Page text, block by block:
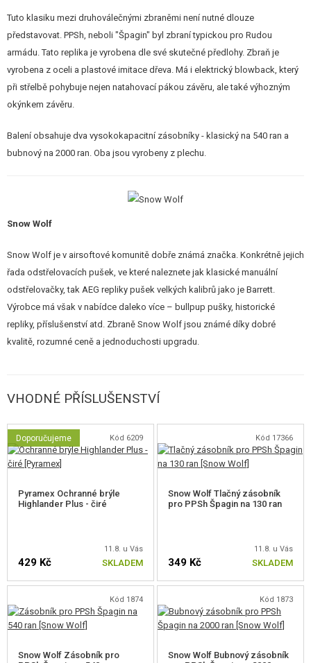
Tuto klasiku mezi druhoválečnými zbraněmi není nutné dlouze
představovat. PPSh, neboli "Špagin" byl zbraní typickou pro Rudou
armádu. Tato replika je vyrobena dle své skutečné předlohy. Zbraň je
vyrobena z oceli a plastové imitace dřeva. Má i elektrický blowback, který
při střelbě pohybuje nejen natahovací pákou závěru, ale také výhozným
okýnkem závěru.
Balení obsahuje dva vysokokapacitní zásobníky - klasický na 540 ran a
bubnový na 2000 ran. Oba jsou vyrobeny z plechu.
Snow Wolf
Snow Wolf je v airsoftové komunitě dobře známá značka. Konkrétně jejich
řada odstřelovacích pušek, ve které naleznete jak klasické manuální
odstřelovačky, tak AEG repliky pušek velkých kalibrů jako je Barrett.
Výrobce má však v nabídce daleko více – bullpup pušky, historické
repliky, příslušenství atd. Zbraně Snow Wolf jsou známé díky dobré
kvalitě, rozumné ceně a jednoduchosti upgradu.
VHODNÉ PŘÍSLUŠENSTVÍ
Doporučujeme Kód 6209
Pyramex Ochranné brýle
Highlander Plus - čiré
11.8. u Vás
429 Kč SKLADEM
Kód 17366
Snow Wolf Tlačný zásobník
pro PPSh Špagin na 130 ran
11.8. u Vás
349 Kč SKLADEM
Kód 1874
Snow Wolf Zásobník pro
Kód 1873
Snow Wolf Bubnový zásobník